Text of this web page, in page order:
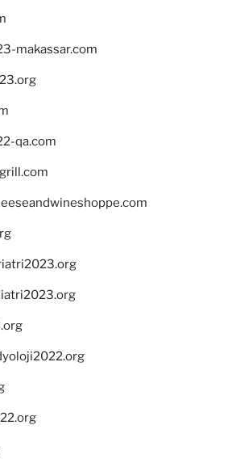
makassar.com
qa.com